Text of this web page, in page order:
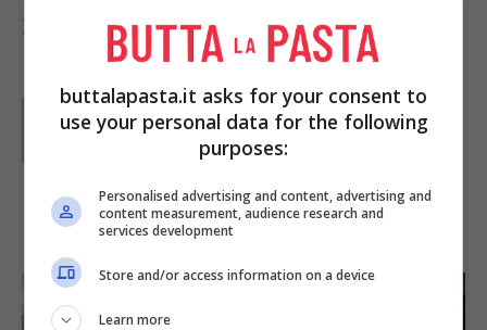
Foto di Isabelle Hurbain-Palatin
Parole diDeborah Di Lucia
IN PRIMO PIANO
buttalapasta.it asks for your consent to
use your personal data for the following
purposes:
Personalised advertising and content, advertising and
content measurement, audience research and
services development
Store and/or access information on a device
Learn more